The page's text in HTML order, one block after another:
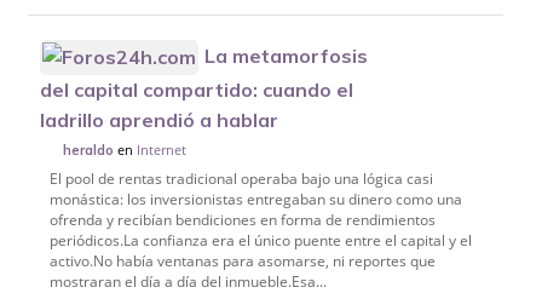
La metamorfosis
del capital compartido: cuando el
ladrillo aprendió a hablar
heraldo en Internet
El pool de rentas tradicional operaba bajo una lógica casi
monástica: los inversionistas entregaban su dinero como una
ofrenda y recibían bendiciones en forma de rendimientos
periódicos.La confianza era el único puente entre el capital y el
activo.No había ventanas para asomarse, ni reportes que
mostraran el día a día del inmueble.Esa...